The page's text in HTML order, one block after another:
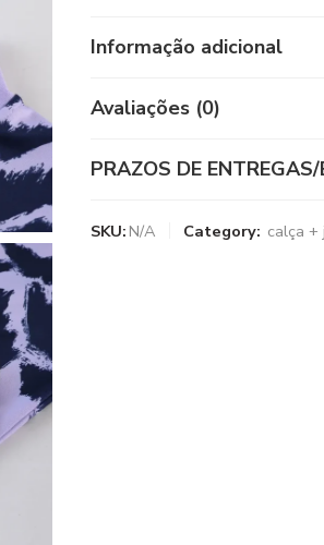
Informação adicional
Avaliações (0)
PRAZOS DE
SKU: N/A Category: calça +